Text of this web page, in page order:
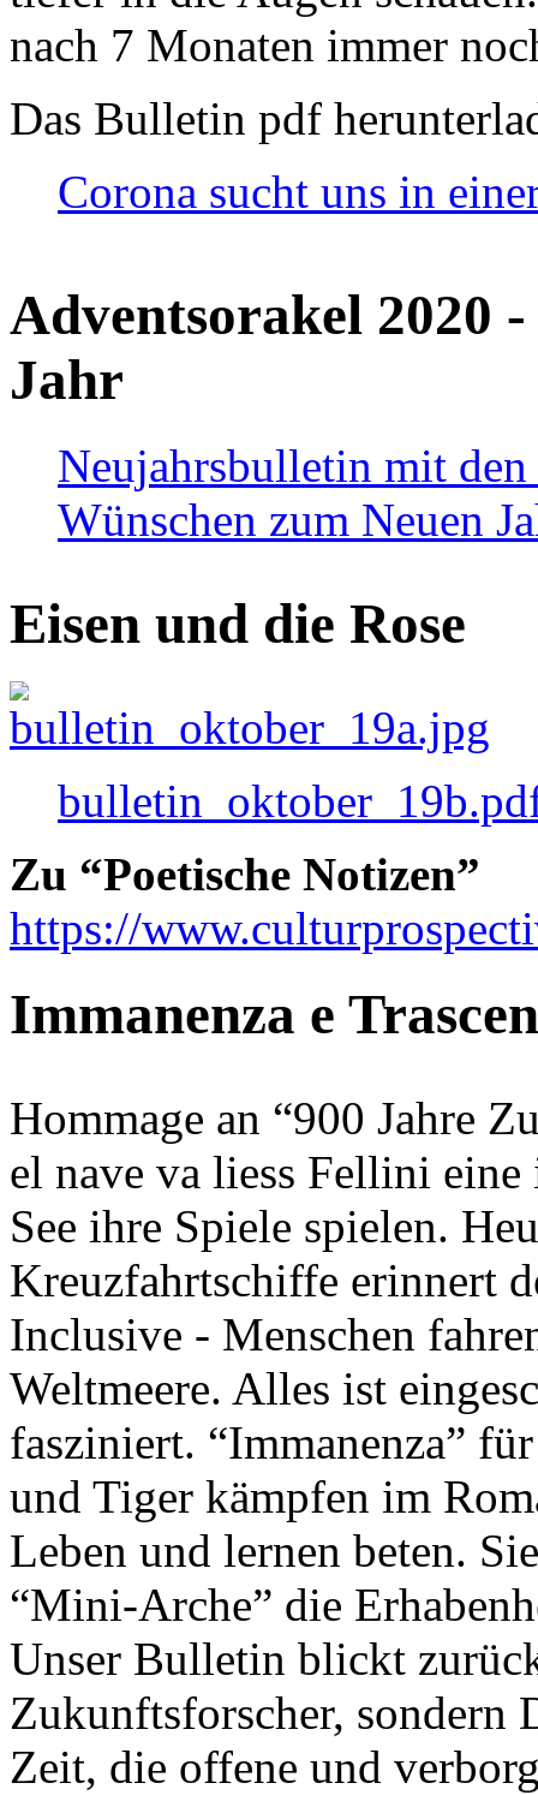
nach 7 Monaten immer
Das Bulletin pdf
Corona sucht uns in
Adventsorakel 2020
Jahr
Neujahrsbulletin mit den
Wünschen zum Neuen
Eisen und die Rose
Zu “Poetische Notizen”
https://
Immanenza e
Hommage an “900 Jahre
el nave va liess Fellini
See ihre Spiele spielen.
Kreuzfahrtschiffe erinnert
Inclusive - Menschen
Weltmeere. Alles ist
fasziniert. “Immanenza”
und Tiger kämpfen im
Leben und lernen beten.
“Mini-Arche” die
Unser Bulletin blickt
Zukunftsforscher, sondern
Zeit, die offene und